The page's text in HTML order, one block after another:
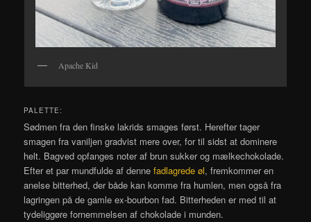
Apache Kid
PALETTE:
Sødmen fra den finske lakrids smages først. Herefter tager
smagen fra vaniljen gradvist mere over, for til sidst at dominere
helt. Bagved opfanges noter af brun sukker og mælkechokolade.
Efter et par mundfulde af dennefadlagrede øl, fremkommer en
anelse bitterhed, der både kan komme fra humlen, men også fra
lagringen på de gamle ex-bourbon fad. Bitterheden er med til at
tydeliggøre fornemmelsen af chokolade i munden.